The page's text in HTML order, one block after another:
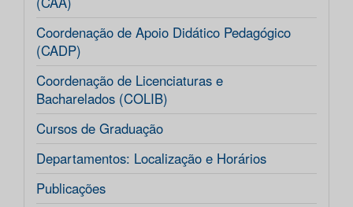
Coordenação de Apoio Didático Pedagógico
(CADP)
Coordenação de Licenciaturas e
Bacharelados (COLIB)
Cursos de Graduação
Departamentos: Localização e Horários
Publicações